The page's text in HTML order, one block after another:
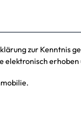
zur Kenntnis
elektronisch